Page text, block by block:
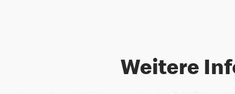
Weitere